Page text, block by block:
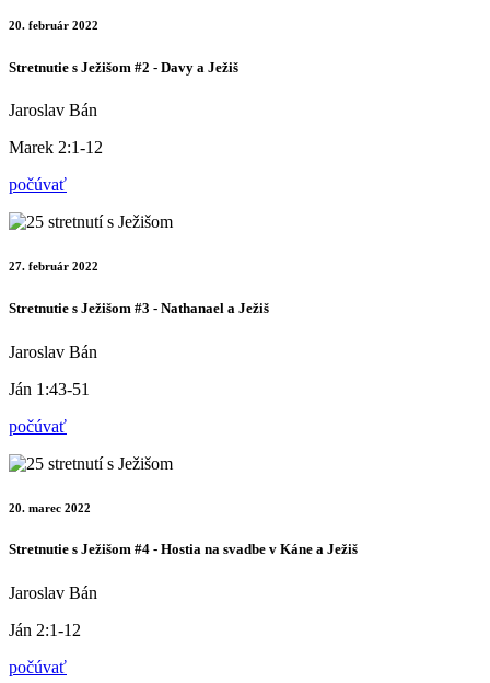
20. február 2022
Stretnutie s Ježišom #2 - Davy a Ježiš
Jaroslav Bán
Marek 2:1-12
počúvať
27. február 2022
Stretnutie s Ježišom #3 - Nathanael a Ježiš
Jaroslav Bán
Ján 1:43-51
počúvať
20. marec 2022
Stretnutie s Ježišom #4 - Hostia na svadbe v Káne a Ježiš
Jaroslav Bán
Ján 2:1-12
počúvať